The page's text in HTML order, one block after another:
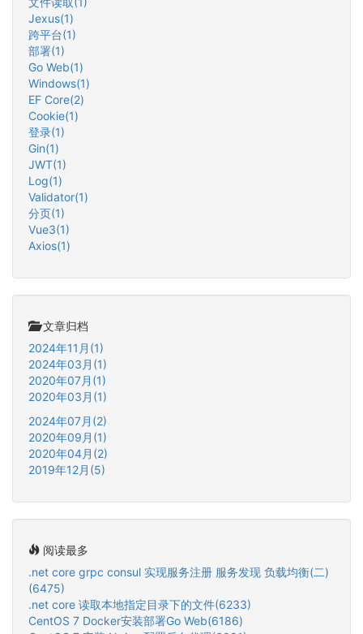
Jexus(1)
跨平台(1)
部署(1)
Go Web(1)
Windows(1)
EF Core(2)
Cookie(1)
登录(1)
Gin(1)
JWT(1)
Log(1)
Validator(1)
分页(1)
Vue3(1)
Axios(1)
文章归档
2024年11月(1)
2024年03月(1)
2020年07月(1)
2020年03月(1)
2024年07月(2)
2020年09月(1)
2020年04月(2)
2019年12月(5)
阅读最多
.net core grpc consul 实现服务注册 服务发现 负载均衡(二)
(6475)
.net core 读取本地指定目录下的文件(6233)
CentOS 7 Docker安装部署Go Web(6186)